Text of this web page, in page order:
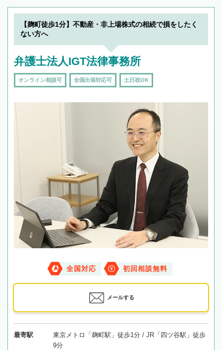
【麹町徒歩1分】不動産・非上場株式の相続で損をしたく
ない方へ
弁護士法人IGT法律事務所
オンライン相談可 全国出張対応可 土日祝OK
全国対応 初回相談無料
メールする
最寄駅
東京メトロ「麹町駅」徒歩1分 / JR「四ツ谷駅」徒歩
9分